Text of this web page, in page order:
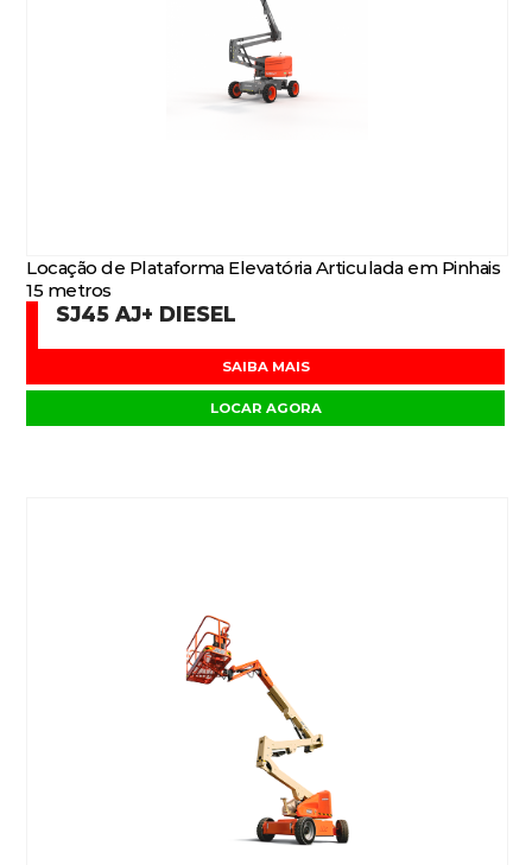
Locação de Plataforma Elevatória Articulada em Pinhais
15 metros
SJ45 AJ+ DIESEL
SAIBA MAIS
LOCAR AGORA